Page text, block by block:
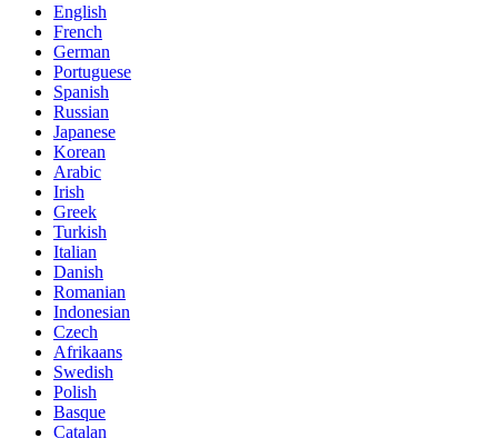
English
French
German
Portuguese
Spanish
Russian
Japanese
Korean
Arabic
Irish
Greek
Turkish
Italian
Danish
Romanian
Indonesian
Czech
Afrikaans
Swedish
Polish
Basque
Catalan